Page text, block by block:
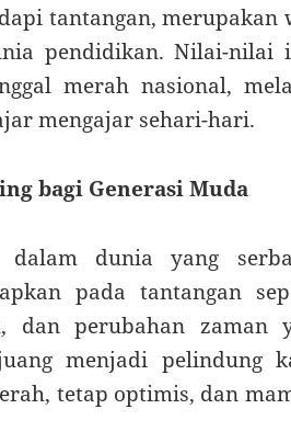
tantangan, merupakan
pendidikan. Nilai-nilai
merah nasional,
mengajar sehari-hari.
bagi Generasi Muda
dunia yang
pada tantangan
dan perubahan zaman
menjadi pelindung
tetap optimis, dan